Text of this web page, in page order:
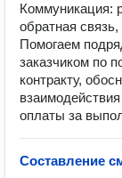
Коммуникация:
обратная
Помогаем
заказчиком по
контракту,
оплаты за
Составление